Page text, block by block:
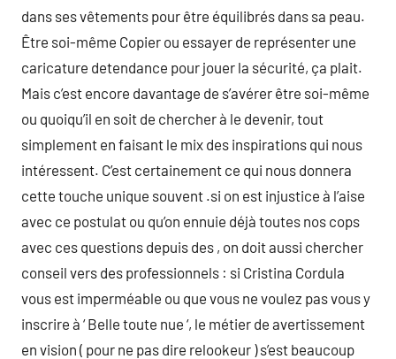
dans ses vêtements pour être équilibrés dans sa peau.
Être soi-même Copier ou essayer de représenter une
caricature detendance pour jouer la sécurité, ça plait.
Mais c’est encore davantage de s’avérer être soi-même
ou quoiqu’il en soit de chercher à le devenir, tout
simplement en faisant le mix des inspirations qui nous
intéressent. C’est certainement ce qui nous donnera
cette touche unique souvent .si on est injustice à l’aise
avec ce postulat ou qu’on ennuie déjà toutes nos cops
avec ces questions depuis des , on doit aussi chercher
conseil vers des professionnels : si Cristina Cordula
vous est imperméable ou que vous ne voulez pas vous y
inscrire à ‘ Belle toute nue ‘, le métier de avertissement
en vision ( pour ne pas dire relookeur ) s’est beaucoup